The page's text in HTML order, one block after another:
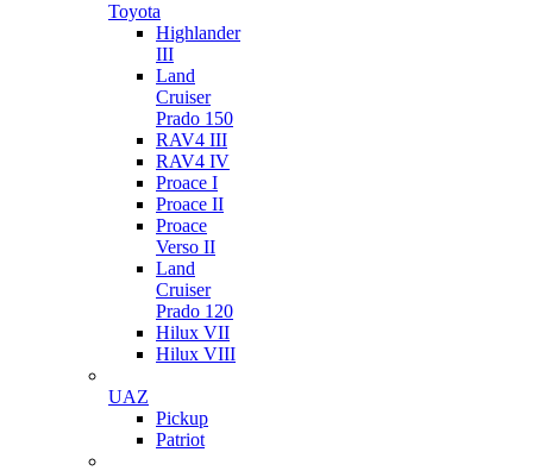
Toyota
Highlander
III
Land
Cruiser
Prado 150
RAV4 III
RAV4 IV
Proace I
Proace II
Proace
Verso II
Land
Cruiser
Prado 120
Hilux VII
Hilux VIII
UAZ
Pickup
Patriot